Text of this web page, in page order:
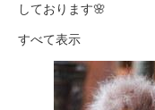
しております🌸
すべて表示